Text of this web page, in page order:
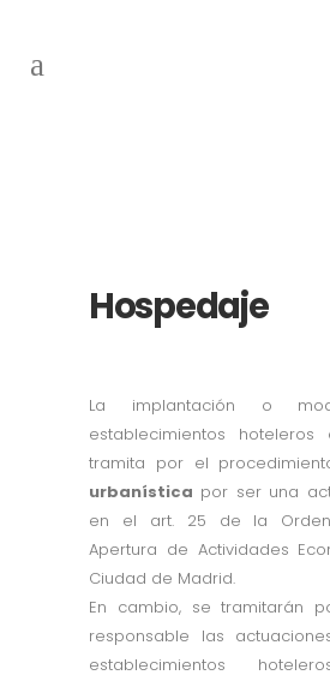
Hospedaje
La implantación o
establecimientos
tramita por el
urbanística por ser una
en el art. 25 de la
Apertura de Actividades
Ciudad de Madrid.
En cambio, se tramitarán
responsable las
establecimientos